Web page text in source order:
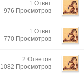
1 Ответ
976 Просмотров
1 Ответ
770 Просмотров
2 Ответов
1082 Просмотров